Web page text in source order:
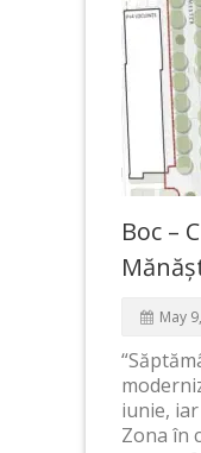
Boc –
May
iunie,
Zona în